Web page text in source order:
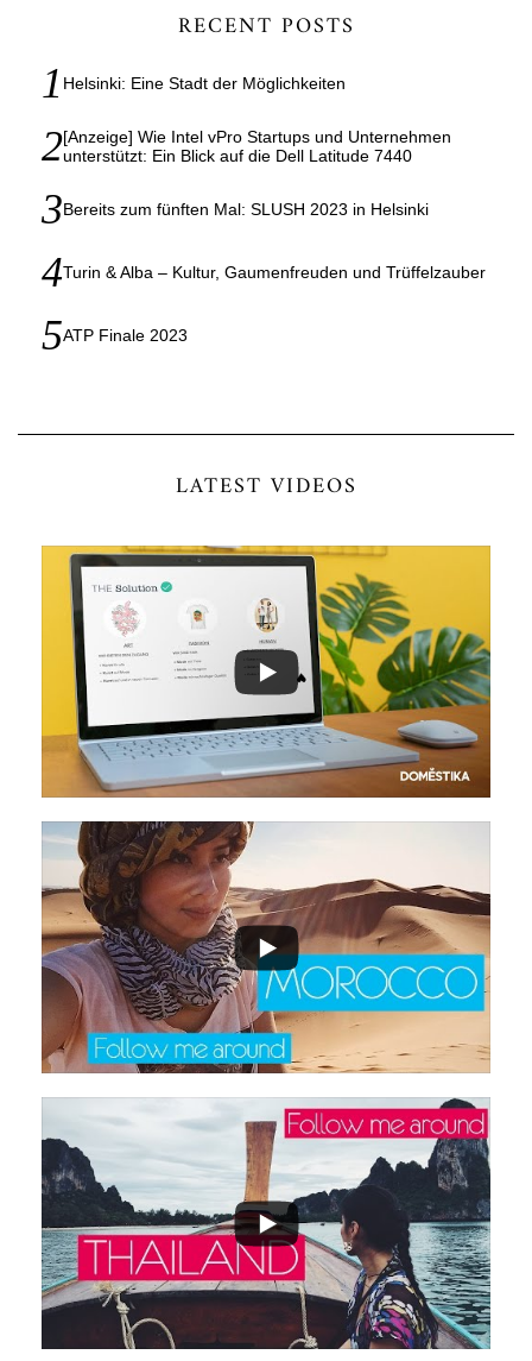
RECENT POSTS
Helsinki: Eine Stadt der Möglichkeiten
[Anzeige] Wie Intel vPro Startups und Unternehmen
unterstützt: Ein Blick auf die Dell Latitude 7440
Bereits zum fünften Mal: SLUSH 2023 in Helsinki
Turin & Alba – Kultur, Gaumenfreuden und Trüffelzauber
ATP Finale 2023
LATEST VIDEOS